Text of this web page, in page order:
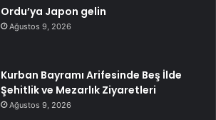
Ordu’ya Japon gelin
Ağustos 9, 2026
Kurban Bayramı Arifesinde Beş İlde
Şehitlik ve Mezarlık Ziyaretleri
Ağustos 9, 2026